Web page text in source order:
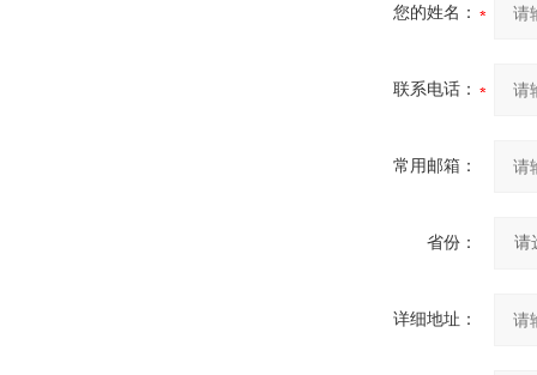
您的姓名：
联系电话：
常用邮箱：
省份：
详细地址：